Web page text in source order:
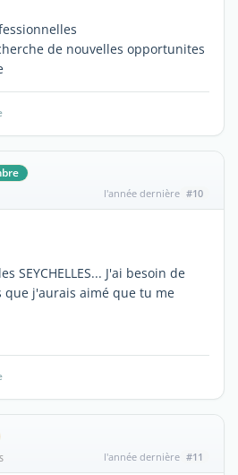
de nouvelles opportunites
l'année dernière #10
SEYCHELLES... J'ai besoin de
j'aurais aimé que tu me
l'année dernière #11